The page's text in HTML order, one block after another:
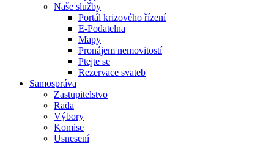
Naše služby
Portál krizového řízení
E-Podatelna
Mapy
Pronájem nemovitostí
Ptejte se
Rezervace svateb
Samospráva
Zastupitelstvo
Rada
Výbory
Komise
Usnesení